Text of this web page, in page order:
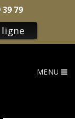
MENU
39 79